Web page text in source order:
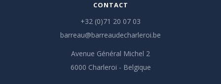
CONTACT
+32 (0)71 20 07 03
barreau@barreaudecharleroi.be
Avenue Général Michel 2
6000 Charleroi - Belgique